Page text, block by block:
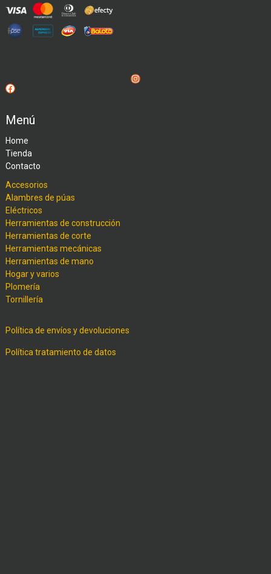
Instagram
Facebook
Menú
Home
Tienda
Contacto
Accesorios
Alambres de púas
Eléctricos
Herramientas de construcción
Herramientas de corte
Herramientas mecánicas
Herramientas de mano
Hogar y varios
Plomería
Tornillería
Política de envíos y devoluciones
Política tratamiento de datos